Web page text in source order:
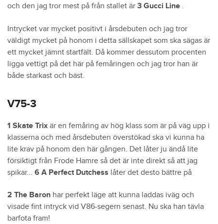
och den jag tror mest på från stallet är 3 Gucci Line .
Intrycket var mycket positivt i årsdebuten och jag tror
väldigt mycket på honom i detta sällskapet som ska sägas är
ett mycket jämnt startfält. Då kommer dessutom procenten
ligga vettigt på det här på femåringen och jag tror han är
både starkast och bäst.
V75-3
1 Skate Trix är en femåring av hög klass som är på väg upp i
klasserna och med årsdebuten överstökad ska vi kunna ha
lite krav på honom den här gången. Det låter ju ändå lite
försiktigt från Frode Hamre så det är inte direkt så att jag
spikar... 6 A Perfect Dutchess låter det desto bättre på
2 The Baron har perfekt läge att kunna laddas iväg och
visade fint intryck vid V86-segern senast. Nu ska han tävla
barfota fram!